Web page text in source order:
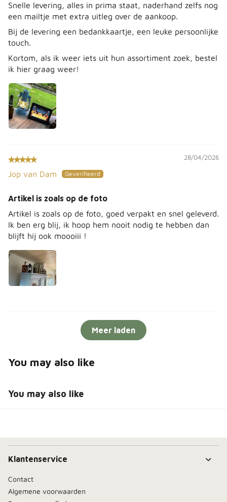
Snelle levering, alles in prima staat, naderhand zelfs nog
een mailtje met extra uitleg over de aankoop.
Bij de levering een bedankkaartje, een leuke persoonlijke
touch.
Kortom, als ik weer iets uit hun assortiment zoek, bestel
ik hier graag weer!
28/04/2026
Jop van Dam
Artikel is zoals op de foto
Artikel is zoals op de foto, goed verpakt en snel geleverd.
Ik ben erg blij, ik hoop hem nooit nodig te hebben dan
blijft hij ook moooiii !
Meer laden
You may also like
You may also like
Klantenservice
Contact
Algemene voorwaarden